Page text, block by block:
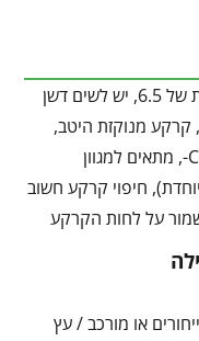
קרקע עשירה, קרקע לחה, רמת חומציות של 6.5, יש לשים דשן
קרקע מנוקזת היטב,
גיזום אחת לשנה, עד לטמפרטורה של C4-, מתאים למגוון
חיפוי קרקע חשוב
על לחות הקרקע
או מורכב / עץ